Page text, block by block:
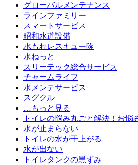
グローバルメンテナンス
ラインファミリー
スマートサービス
昭和水道設備
水もれレスキュー隊
水ねっと
スリーテック総合サービス
チャームライフ
水メンテサービス
スグクル
…もっと見る
トイレの悩み丸ごと解決！お悩
水が止まらない
トイレの水が干上がる
水が出ない
トイレタンクの黒ずみ